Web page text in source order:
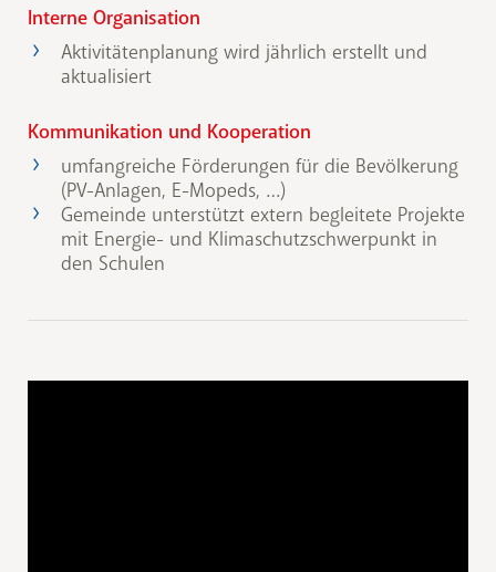
Interne Organisation
Aktivitätenplanung wird jährlich erstellt und
aktualisiert
Kommunikation und Kooperation
umfangreiche Förderungen für die Bevölkerung
(PV-Anlagen, E-Mopeds, …)
Gemeinde unterstützt extern begleitete Projekte
mit Energie- und Klimaschutzschwerpunkt in
den Schulen